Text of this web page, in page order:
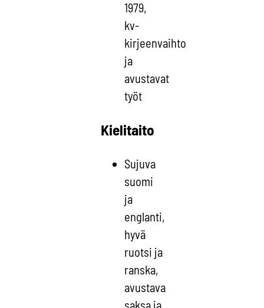
1979,
kv-
kirjeenvaihto
ja
avustavat
työt
Kielitaito
Sujuva
suomi
ja
englanti,
hyvä
ruotsi ja
ranska,
avustava
saksa ja